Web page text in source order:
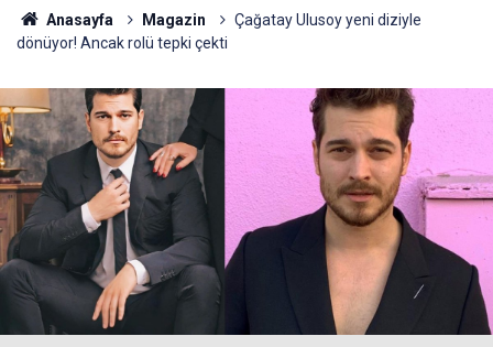
Anasayfa Magazin
Çağatay Ulusoy yeni diziyle
dönüyor! Ancak rolü tepki çekti